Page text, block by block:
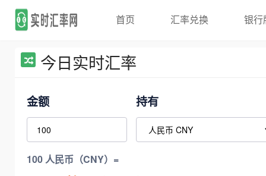
首页 汇率兑换 银行
今日实时汇率
金额 持有
100 人民币（CNY）=